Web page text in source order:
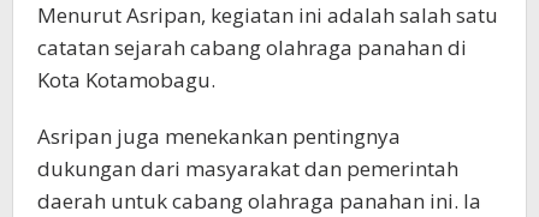
Menurut Asripan, kegiatan ini adalah salah satu
catatan sejarah cabang olahraga panahan di
Kota Kotamobagu.
Asripan juga menekankan pentingnya
dukungan dari masyarakat dan pemerintah
daerah untuk cabang olahraga panahan ini. Ia